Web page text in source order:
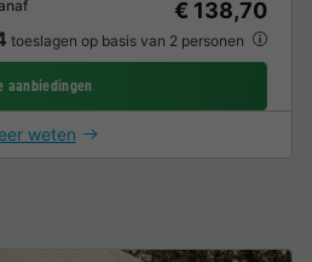
€ 138,70
toeslagen op basis van 2 personen
aanbiedingen
weten